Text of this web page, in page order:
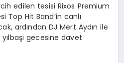
edilen tesisi Rixos Premium
Top Hit Band’in canlı
ardından DJ Mert Aydın ile
gecesine davet